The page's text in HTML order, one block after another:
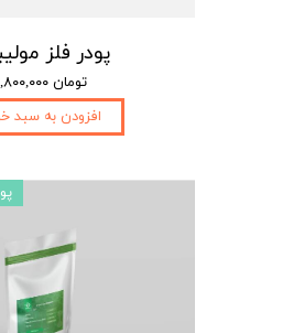
پودر فلز
۱,۸۰۰,۰۰۰ تومان
افزودن به سبد